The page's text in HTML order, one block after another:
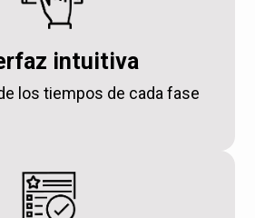
intuitiva
los tiempos de cada fase